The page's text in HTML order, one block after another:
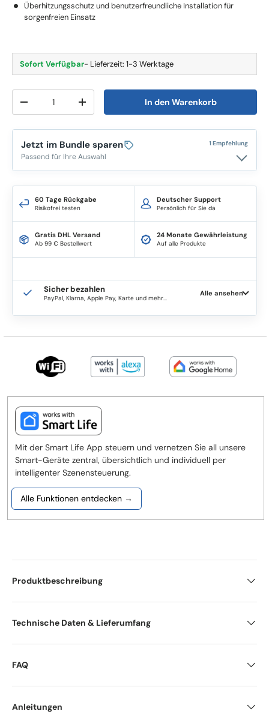
Überhitzungsschutz und benutzerfreundliche Installation für
sorgenfreien Einsatz
Sofort Verfügbar- Lieferzeit: 1-3 Werktage
+ In den Warenkorb
Jetzt im Bundle sparen
Passend für Ihre Auswahl
1 Empfehlung
60 Tage Rückgabe
Risikofrei testen
Deutscher Support
Persönlich für Sie da
Gratis DHL Versand
Ab 99 € Bestellwert
24 Monate Gewährleistung
Auf alle Produkte
Sicher bezahlen
PayPal, Klarna, Apple Pay, Karte und mehr...
Alle ansehen
Mit der Smart Life App steuern und vernetzen Sie all unsere
Smart-Geräte zentral, übersichtlich und individuell per
intelligenter Szenensteuerung.
Alle Funktionen entdecken →
Produktbeschreibung
Technische Daten & Lieferumfang
FAQ
Anleitungen